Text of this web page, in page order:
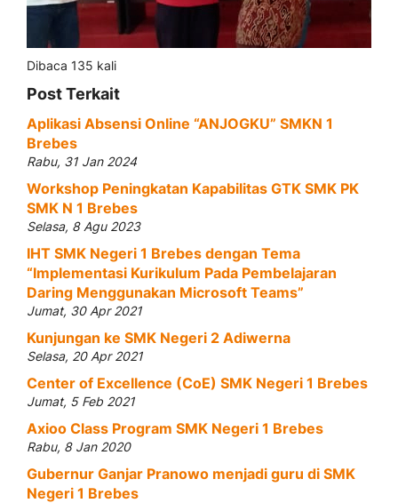
Dibaca 135 kali
Post Terkait
Aplikasi Absensi Online “ANJOGKU” SMKN 1
Brebes
Rabu, 31 Jan 2024
Workshop Peningkatan Kapabilitas GTK SMK PK
SMK N 1 Brebes
Selasa, 8 Agu 2023
IHT SMK Negeri 1 Brebes dengan Tema
“Implementasi Kurikulum Pada Pembelajaran
Daring Menggunakan Microsoft Teams”
Jumat, 30 Apr 2021
Kunjungan ke SMK Negeri 2 Adiwerna
Selasa, 20 Apr 2021
Center of Excellence (CoE) SMK Negeri 1 Brebes
Jumat, 5 Feb 2021
Axioo Class Program SMK Negeri 1 Brebes
Rabu, 8 Jan 2020
Gubernur Ganjar Pranowo menjadi guru di SMK
Negeri 1 Brebes